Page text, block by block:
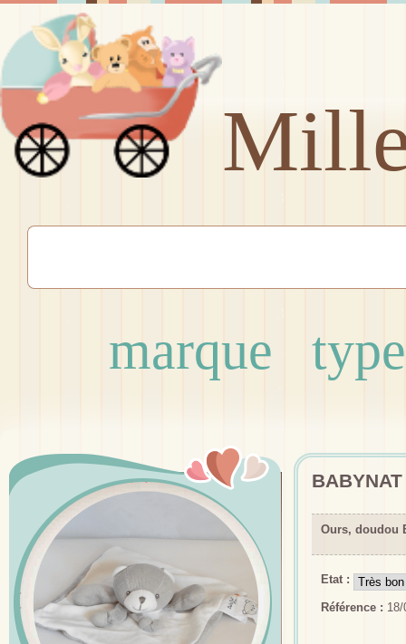
marque type
Ours, doudou
Etat :
Référence : 18/